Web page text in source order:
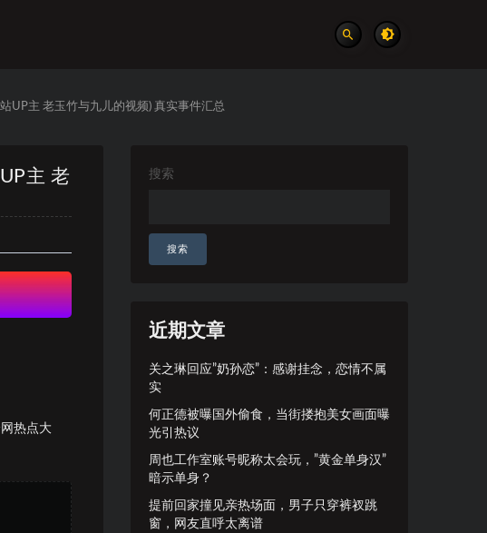
UP主 老玉竹与九儿的视频) 真实事件汇总
主 老
热点大
搜索
搜索
近期文章
关之琳回应”奶孙恋”：感谢挂念，恋情不属
实
何正德被曝国外偷食，当街搂抱美女画面曝
光引热议
周也工作室账号昵称太会玩，”黄金单身汉”
暗示单身？
提前回家撞见亲热场面，男子只穿裤衩跳
窗，网友直呼太离谱